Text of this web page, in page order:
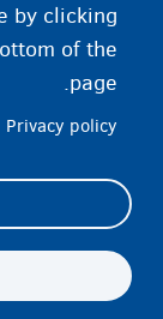
by clicking
of the
page.
Privacy policy
Footer
(menu)
Settings
بيان ملفات